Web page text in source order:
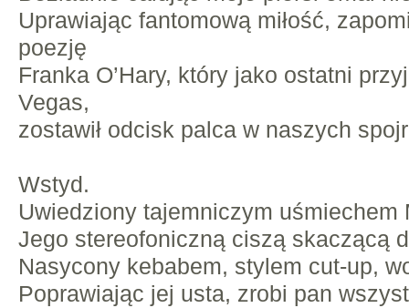
Uprawiając fantomową miłość,
poezję
Franka O’Hary, który jako ostatni
Vegas,
zostawił odcisk palca w naszych
Wstyd.
Uwiedziony tajemniczym uśmiechem
Jego stereofoniczną ciszą skaczącą
Nasycony kebabem, stylem cut-up,
Poprawiając jej usta, zrobi pan